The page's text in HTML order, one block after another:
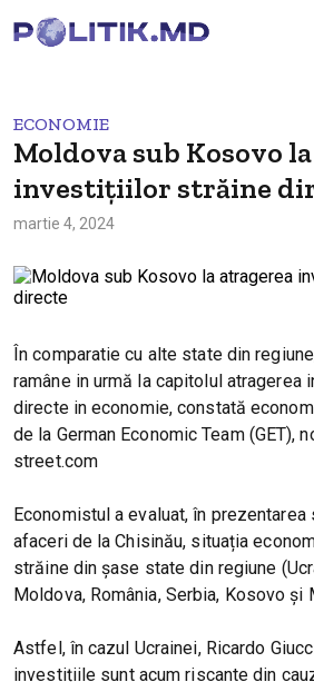
ECONOMIE
Moldova sub Kosovo
investițiilor străine
martie 4, 2024
În comparatie cu alte state din
ramâne in urmă la capitolul
directe in economie, constată
de la German Economic Team (GET),
street.com
Economistul a evaluat, în
afaceri de la Chisinău, situația
străine din șase state din regiune
Moldova, România, Serbia, Kosovo și
Astfel, în cazul Ucrainei, Ricardo
investițiile sunt acum riscante din